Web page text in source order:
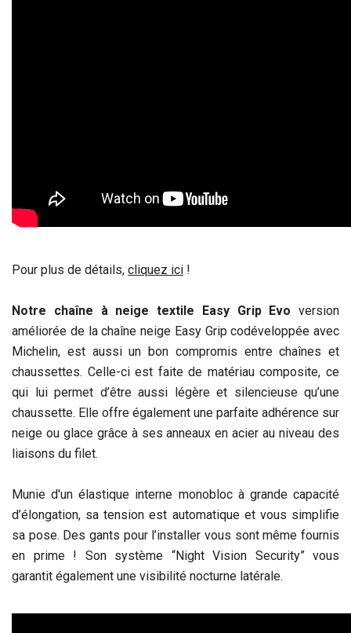
Pour plus de détails, cliquez ici !
Notre chaîne à neige textile Easy Grip Evo version
améliorée de la chaîne neige Easy Grip codéveloppée avec
Michelin, est aussi un bon compromis entre chaînes et
chaussettes. Celle-ci est faite de matériau composite, ce
qui lui permet d’être aussi légère et silencieuse qu’une
chaussette. Elle offre également une parfaite adhérence sur
neige ou glace grâce à ses anneaux en acier au niveau des
liaisons du filet.
Munie d'un élastique interne monobloc à grande capacité
d’élongation, sa tension est automatique et vous simplifie
sa pose. Des gants pour l’installer vous sont même fournis
en prime ! Son système “Night Vision Security” vous
garantit également une visibilité nocturne latérale.